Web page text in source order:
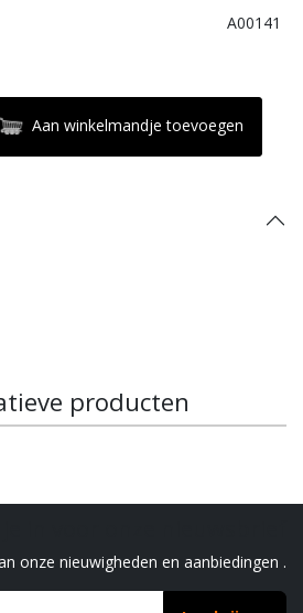
A00141
Aan winkelmandje toevoegen
producten
onze nieuwigheden en aanbiedingen .